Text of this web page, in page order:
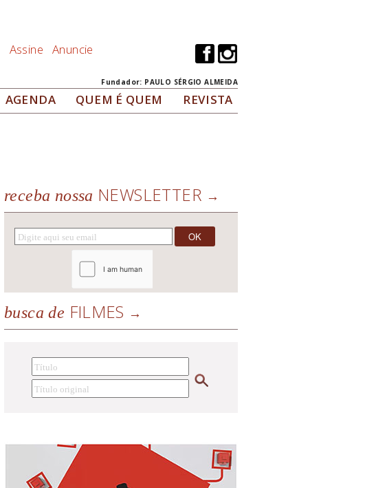
Assine Anuncie
Fundador: PAULO SÉRGIO ALMEIDA
AGENDA QUEM É QUEM REVISTA
receba nossa NEWSLETTER
busca de FILMES